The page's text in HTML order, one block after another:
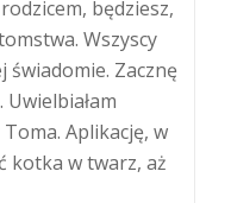
będziesz,
Wszyscy
świadomie. Zacznę
Aplikację, w
kotka w twarz, aż